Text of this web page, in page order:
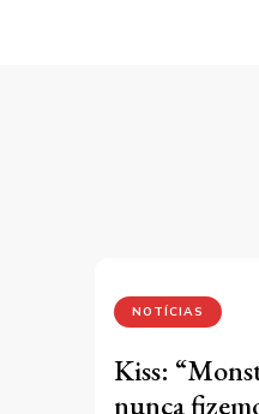
NOTÍCIAS
Kiss:
nunca